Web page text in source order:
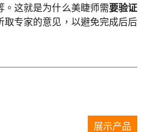
。这就是为什么美睫师需要验证
取专家的意见，以避免完成后后
展示产品